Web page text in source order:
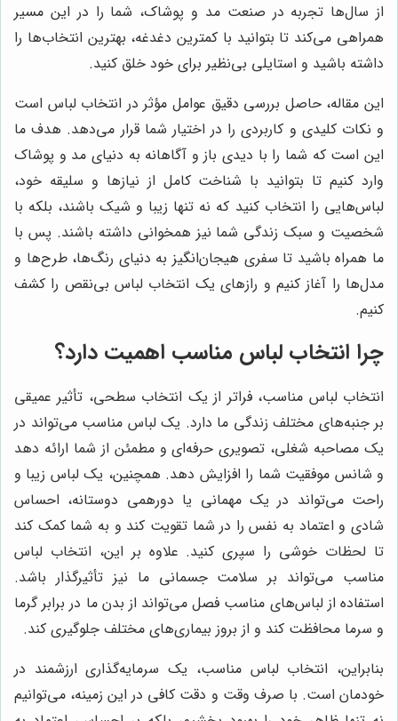
از سال‌ها تجربه در صنعت مد و پوشاک، شما را در این مسیر
همراهی می‌کند تا بتوانید با کمترین دغدغه، بهترین انتخاب‌ها را
داشته باشید و استایلی بی‌نظیر برای خود خلق کنید.
این مقاله، حاصل بررسی دقیق عوامل مؤثر در انتخاب لباس است
و نکات کلیدی و کاربردی را در اختیار شما قرار می‌دهد. هدف ما
این است که شما را با دیدی باز و آگاهانه به دنیای مد و پوشاک
وارد کنیم تا بتوانید با شناخت کامل از نیازها و سلیقه خود،
لباس‌هایی را انتخاب کنید که نه تنها زیبا و شیک باشند، بلکه با
شخصیت و سبک زندگی شما نیز همخوانی داشته باشند. پس با
ما همراه باشید تا سفری هیجان‌انگیز به دنیای رنگ‌ها، طرح‌ها و
مدل‌ها را آغاز کنیم و رازهای یک انتخاب لباس بی‌نقص را کشف
کنیم.
چرا انتخاب لباس مناسب اهمیت دارد؟
انتخاب لباس مناسب، فراتر از یک انتخاب سطحی، تأثیر عمیقی
بر جنبه‌های مختلف زندگی ما دارد. یک لباس مناسب می‌تواند در
یک مصاحبه شغلی، تصویری حرفه‌ای و مطمئن از شما ارائه دهد
و شانس موفقیت شما را افزایش دهد. همچنین، یک لباس زیبا و
راحت می‌تواند در یک مهمانی یا دورهمی دوستانه، احساس
شادی و اعتماد به نفس را در شما تقویت کند و به شما کمک کند
تا لحظات خوشی را سپری کنید. علاوه بر این، انتخاب لباس
مناسب می‌تواند بر سلامت جسمانی ما نیز تأثیرگذار باشد.
استفاده از لباس‌های مناسب فصل می‌تواند از بدن ما در برابر گرما
و سرما محافظت کند و از بروز بیماری‌های مختلف جلوگیری کند.
بنابراین، انتخاب لباس مناسب، یک سرمایه‌گذاری ارزشمند در
خودمان است. با صرف وقت و دقت کافی در این زمینه، می‌توانیم